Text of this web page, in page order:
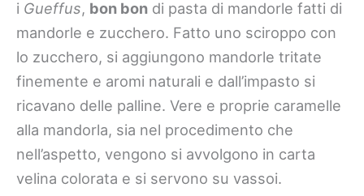
i Gueffus, bon bon di pasta di mandorle fatti di
mandorle e zucchero. Fatto uno sciroppo con
lo zucchero, si aggiungono mandorle tritate
finemente e aromi naturali e dall’impasto si
ricavano delle palline. Vere e proprie caramelle
alla mandorla, sia nel procedimento che
nell’aspetto, vengono si avvolgono in carta
velina colorata e si servono su vassoi.